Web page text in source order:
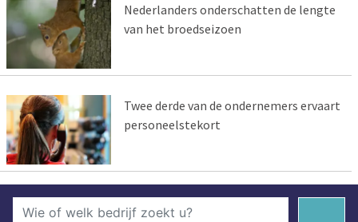
Nederlanders onderschatten de lengte
van het broedseizoen
Twee derde van de ondernemers ervaart
personeelstekort